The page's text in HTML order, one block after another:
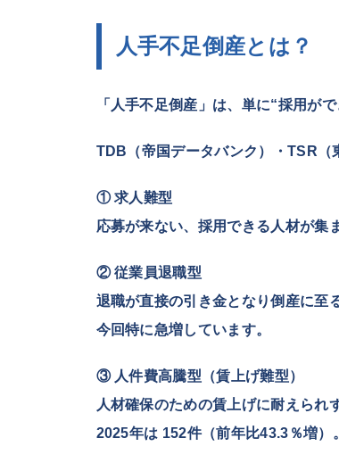
人手不足倒産とは？
「人手不足倒産」は、単に“採用が
TDB（帝国データバンク）・TSR（
① 求人難型
応募が来ない、採用できる人材が集
② 従業員退職型
退職が直接の引き金となり倒産に至
今回特に急増しています。
③ 人件費高騰型（賃上げ難型）
人材確保のための賃上げに耐えられ
2025年は 152件（前年比43.3％増）。